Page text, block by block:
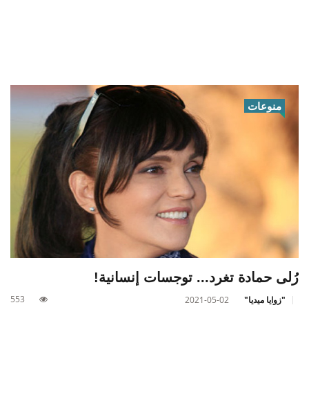
منوعات
رُلى حمادة تغرد... توجسات إنسانية!
"زوايا ميديا" 2021-05-02
553